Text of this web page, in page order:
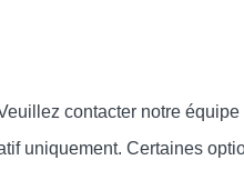
contacter notre
uniquement. Certaines